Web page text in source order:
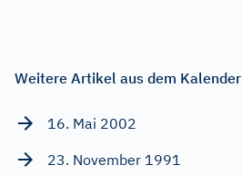
Weitere Artikel aus dem Kalender
16. Mai 2002
23. November 1991